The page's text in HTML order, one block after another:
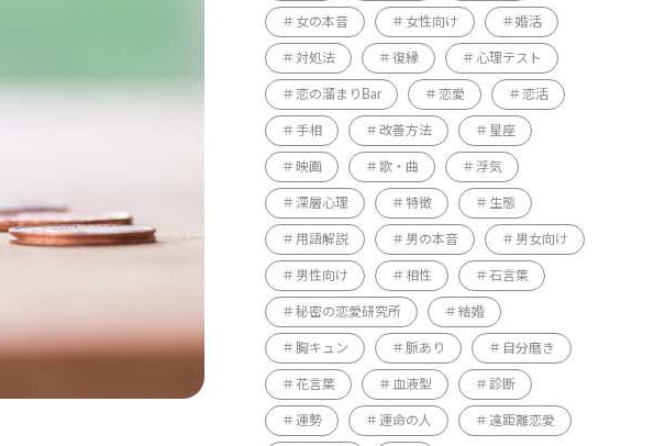
女の本音 女性向け 婚活
対処法 復縁 心理テスト
恋の溜まりBar 恋愛 恋活
手相 改善方法 星座
映画 歌・曲 浮気
深層心理 特徴 生態
用語解説 男の本音 男女向け
男性向け 相性 石言葉
秘密の恋愛研究所 結婚
胸キュン 脈あり 自分磨き
花言葉 血液型 診断
運勢 運命の人 遠距離恋愛